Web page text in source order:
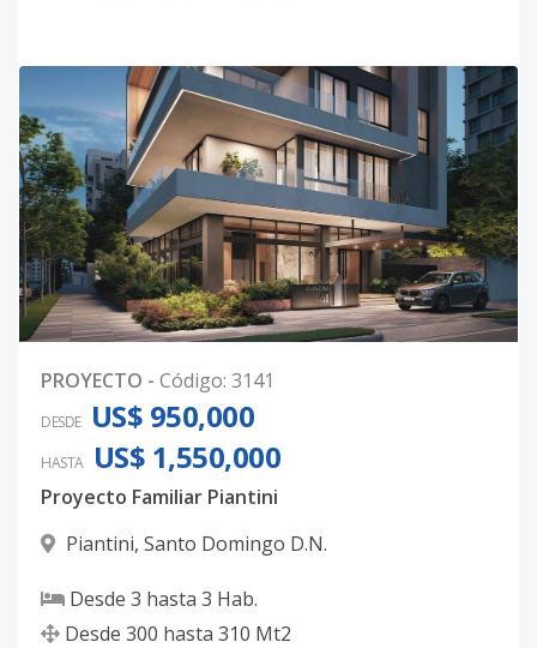
PROYECTO - Código: 3141
DESDE US$ 950,000
HASTA US$ 1,550,000
Proyecto Familiar Piantini
Piantini, Santo Domingo D.N.
Desde 3 hasta 3 Hab.
Desde 300 hasta 310 Mt2